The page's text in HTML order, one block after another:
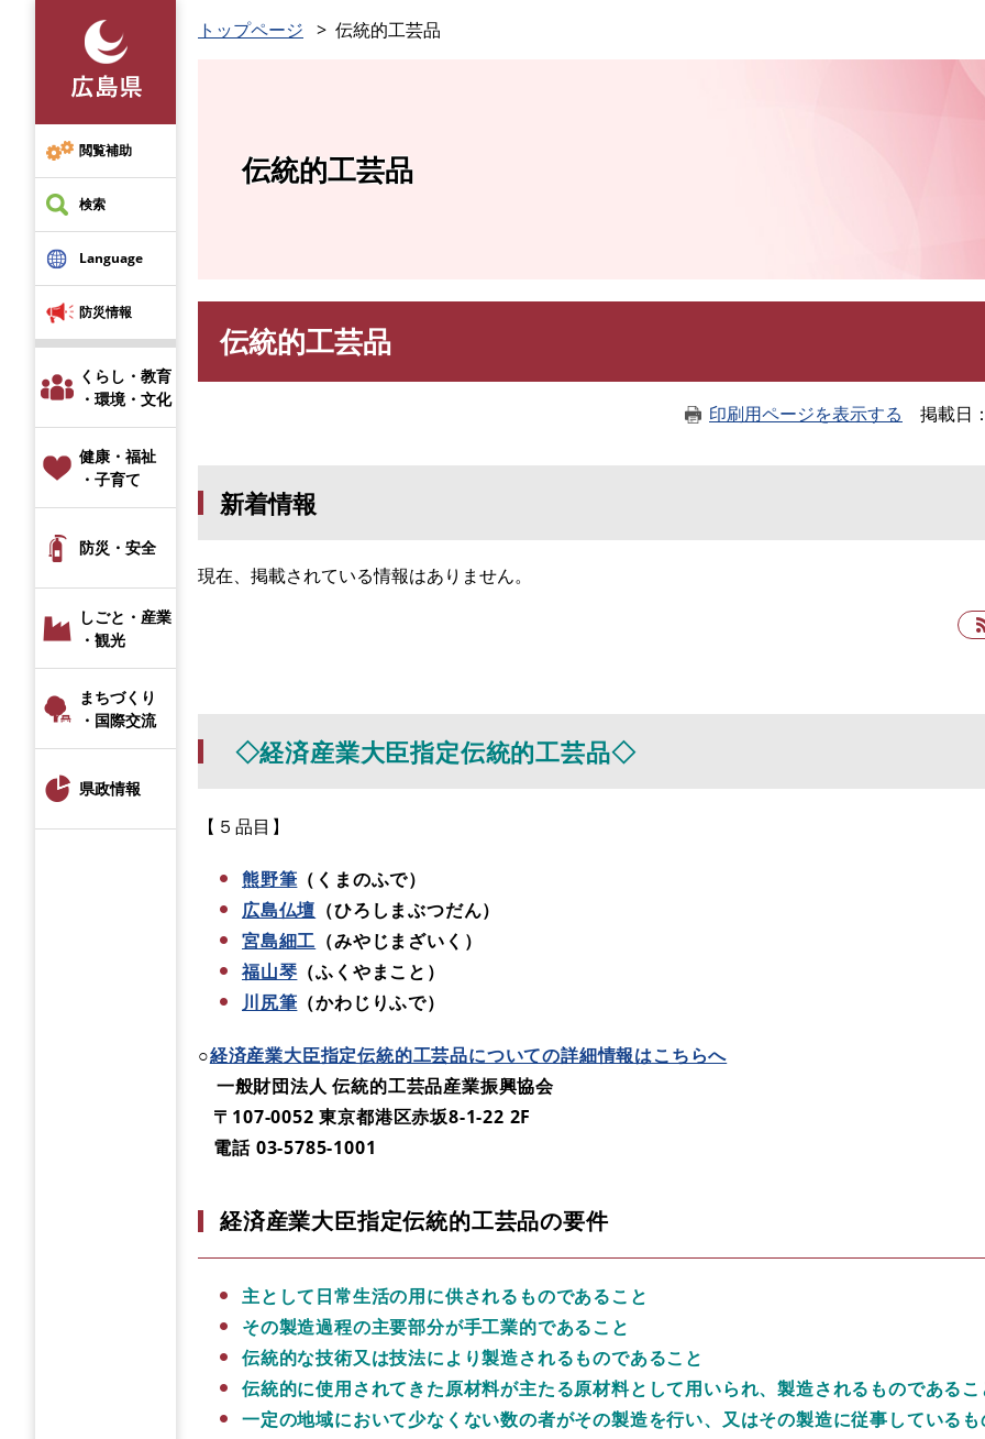
先
頭
で
す
閲覧補助
検索
Language
防災情報
くらし・教育
・環境・文化
健康・福祉
・子育て
防災・安全
しごと・産業
・観光
まちづくり
・国際交流
県政情報
トップページ 伝統的工芸品
伝統的工芸品
伝統的工芸品
印刷用ページを表示する 掲載日
新着情報
現在、掲載されている情報はありません。
◇経済産業大臣指定伝統的工芸品◇
【５品目】
熊野筆 （くまのふで）
広島仏壇 （ひろしまぶつだん）
宮島細工 （みやじまざいく）
福山琴 （ふくやまこと）
川尻筆 （かわじりふで）
○経済産業大臣指定伝統的工芸品についての詳細情報はこちらへ
一般財団法人 伝統的工芸品産業振興協会
〒107-0052 東京都港区赤坂8-1-22 2F
電話 03-5785-1001
経済産業大臣指定伝統的工芸品の要件
主として日常生活の用に供されるものであること
その製造過程の主要部分が手工業的であること
伝統的な技術又は技法により製造されるものであること
伝統的に使用されてきた原材料が主たる原材料として用いられ、製造されるものであるこ
一定の地域において少なくない数の者がその製造を行い、又はその製造に従事しているも